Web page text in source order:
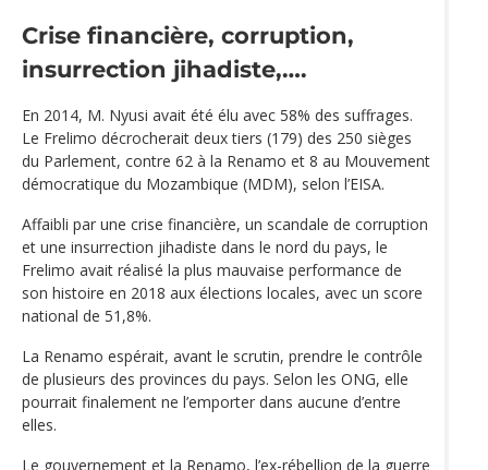
Crise financière, corruption,
insurrection jihadiste,….
En 2014, M. Nyusi avait été élu avec 58% des suffrages.
Le Frelimo décrocherait deux tiers (179) des 250 sièges
du Parlement, contre 62 à la Renamo et 8 au Mouvement
démocratique du Mozambique (MDM), selon l’EISA.
Affaibli par une crise financière, un scandale de corruption
et une insurrection jihadiste dans le nord du pays, le
Frelimo avait réalisé la plus mauvaise performance de
son histoire en 2018 aux élections locales, avec un score
national de 51,8%.
La Renamo espérait, avant le scrutin, prendre le contrôle
de plusieurs des provinces du pays. Selon les ONG, elle
pourrait finalement ne l’emporter dans aucune d’entre
elles.
Le gouvernement et la Renamo, l’ex-rébellion de la guerre